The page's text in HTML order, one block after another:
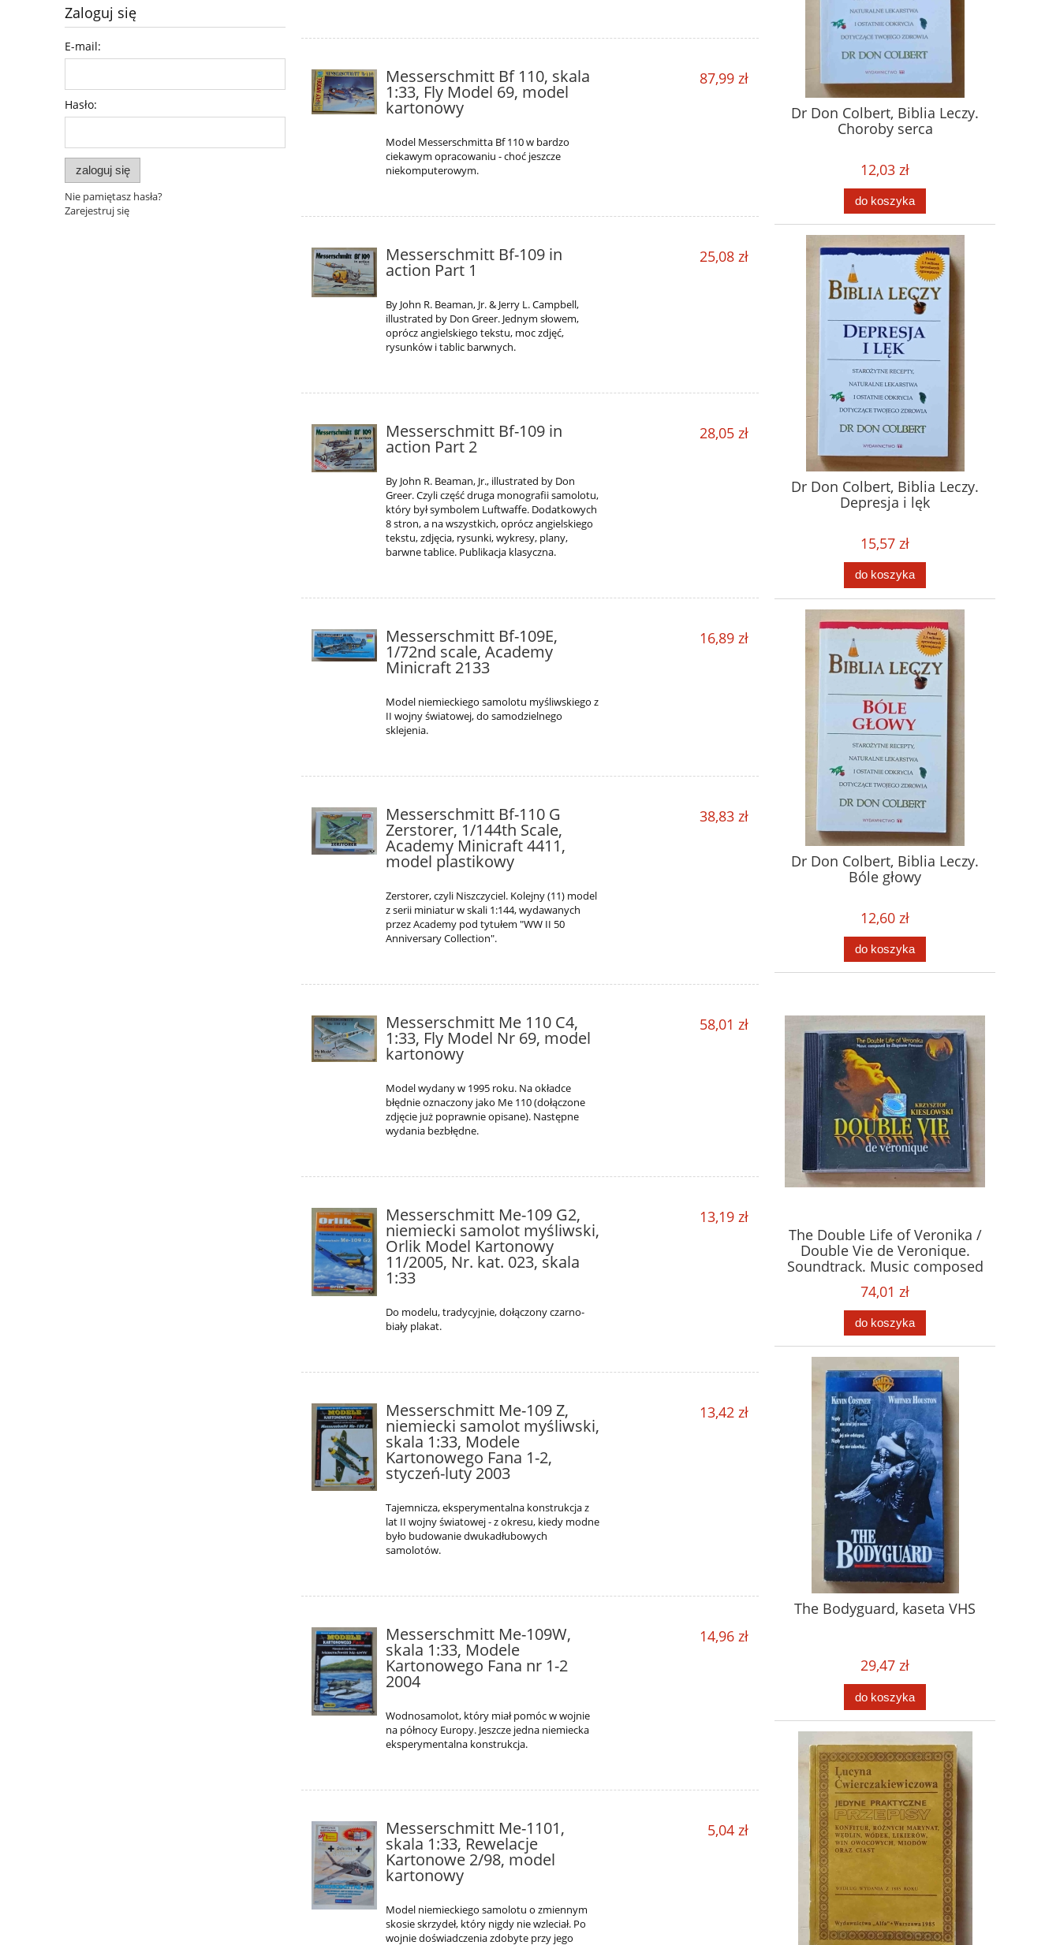
Zaloguj się
E-mail:
Hasło:
zaloguj się
Nie pamiętasz hasła?
Zarejestruj się
Messerschmitt Bf 110, skala
1:33, Fly Model 69, model
kartonowy
Model Messerschmitta Bf 110 w bardzo
ciekawym opracowaniu - choć jeszcze
niekomputerowym.
87,99 zł
Messerschmitt Bf-109 in
action Part 1
By John R. Beaman, Jr. & Jerry L. Campbell,
illustrated by Don Greer. Jednym słowem,
oprócz angielskiego tekstu, moc zdjęć,
rysunków i tablic barwnych.
25,08 zł
Messerschmitt Bf-109 in
action Part 2
By John R. Beaman, Jr., illustrated by Don
Greer. Czyli część druga monografii samolotu,
który był symbolem Luftwaffe. Dodatkowych
8 stron, a na wszystkich, oprócz angielskiego
tekstu, zdjęcia, rysunki, wykresy, plany,
barwne tablice. Publikacja klasyczna.
28,05 zł
Messerschmitt Bf-109E,
1/72nd scale, Academy
Minicraft 2133
Model niemieckiego samolotu myśliwskiego z
II wojny światowej, do samodzielnego
sklejenia.
16,89 zł
Messerschmitt Bf-110 G
Zerstorer, 1/144th Scale,
Academy Minicraft 4411,
model plastikowy
Zerstorer, czyli Niszczyciel. Kolejny (11) model
z serii miniatur w skali 1:144, wydawanych
przez Academy pod tytułem "WW II 50
Anniversary Collection".
38,83 zł
Messerschmitt Me 110 C4,
1:33, Fly Model Nr 69, model
kartonowy
Model wydany w 1995 roku. Na okładce
błędnie oznaczony jako Me 110 (dołączone
zdjęcie już poprawnie opisane). Następne
wydania bezbłędne.
58,01 zł
Messerschmitt Me-109 G2,
niemiecki samolot myśliwski,
Orlik Model Kartonowy
11/2005, Nr. kat. 023, skala
1:33
Do modelu, tradycyjnie, dołączony czarno-
biały plakat.
13,19 zł
Messerschmitt Me-109 Z,
niemiecki samolot myśliwski,
skala 1:33, Modele
Kartonowego Fana 1-2,
styczeń-luty 2003
Tajemnicza, eksperymentalna konstrukcja z
lat II wojny światowej - z okresu, kiedy modne
było budowanie dwukadłubowych
samolotów.
13,42 zł
Messerschmitt Me-109W,
skala 1:33, Modele
Kartonowego Fana nr 1-2
2004
Wodnosamolot, który miał pomóc w wojnie
na północy Europy. Jeszcze jedna niemiecka
eksperymentalna konstrukcja.
14,96 zł
Messerschmitt Me-1101,
skala 1:33, Rewelacje
Kartonowe 2/98, model
kartonowy
Model niemieckiego samolotu o zmiennym
skosie skrzydeł, który nigdy nie wzleciał. Po
wojnie doświadczenia zdobyte przy jego
5,04 zł
Dr Don Colbert, Biblia Leczy.
Choroby serca
12,03 zł
do koszyka
Dr Don Colbert, Biblia Leczy.
Depresja i lęk
15,57 zł
do koszyka
Dr Don Colbert, Biblia Leczy.
Bóle głowy
12,60 zł
do koszyka
The Double Life of Veronika /
Double Vie de Veronique.
Soundtrack. Music composed
by Zbigniew Preisner. Płyta
CD
74,01 zł
do koszyka
The Bodyguard, kaseta VHS
29,47 zł
do koszyka